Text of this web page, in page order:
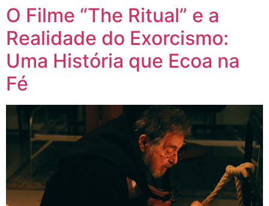
O Filme “The Ritual” e a
Realidade do Exorcismo:
Uma História que Ecoa na
Fé